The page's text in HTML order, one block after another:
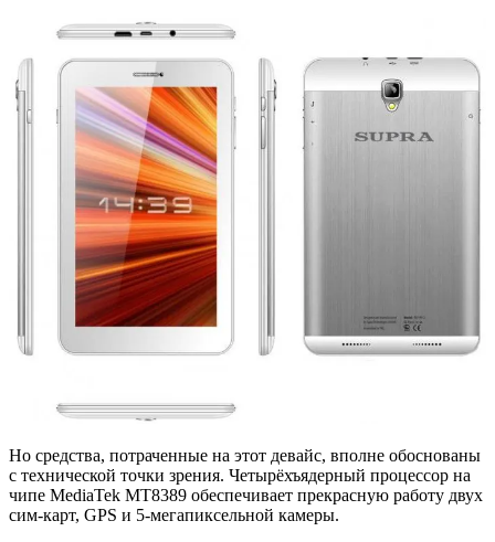
Но средства, потраченные на этот девайс, вполне обоснованы
с технической точки зрения. Четырёхъядерный процессор на
чипе MediaTek MT8389 обеспечивает прекрасную работу двух
сим-карт, GPS и 5-мегапиксельной камеры.